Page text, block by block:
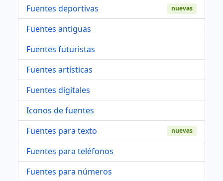
Fuentes deportivas
nuevas
Fuentes antiguas
Fuentes futuristas
Fuentes artísticas
Fuentes digitales
Iconos de fuentes
Fuentes para texto
nuevas
Fuentes para teléfonos
Fuentes para números